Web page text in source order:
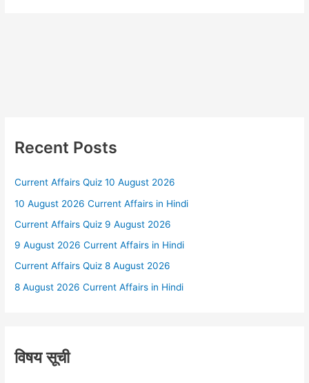
Recent Posts
Current Affairs Quiz 10 August 2026
10 August 2026 Current Affairs in Hindi
Current Affairs Quiz 9 August 2026
9 August 2026 Current Affairs in Hindi
Current Affairs Quiz 8 August 2026
8 August 2026 Current Affairs in Hindi
विषय सूची